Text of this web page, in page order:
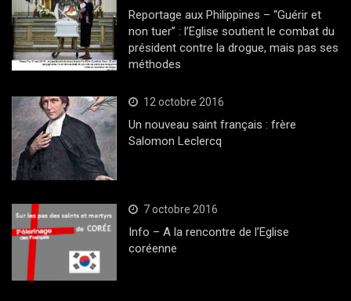
Reportage aux Philippines – “Guérir et
non tuer” : l’Eglise soutient le combat du
président contre la drogue, mais pas ses
méthodes
12 octobre 2016
Un nouveau saint français : frère
Salomon Leclercq
7 octobre 2016
Info – A la rencontre de l’Eglise
coréenne